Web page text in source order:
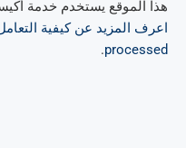
هذا الموقع يستخدم خدمة
اعرف المزيد عن كيفية
processed
.